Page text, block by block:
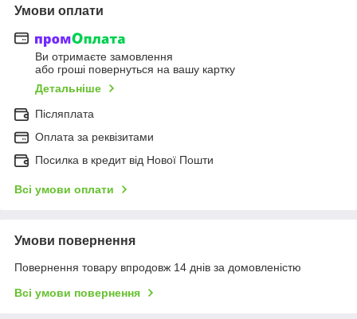
Умови оплати
Ви отримаєте замовлення
або гроші повернуться на вашу картку
Детальніше
Післяплата
Оплата за реквізитами
Посилка в кредит від Нової Пошти
Всі умови оплати
Умови повернення
Повернення товару впродовж 14 днів за домовленістю
Всі умови повернення